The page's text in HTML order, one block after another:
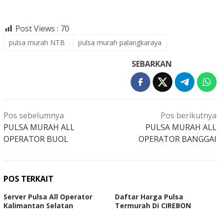
Post Views : 70
pulsa murah NTB pulsa murah palangkaraya
SEBARKAN
Navigasi
pos
Pos sebelumnya
PULSA MURAH ALL
OPERATOR BUOL
Pos berikutnya
PULSA MURAH ALL
OPERATOR BANGGAI
POS TERKAIT
Server Pulsa All Operator
Kalimantan Selatan
Daftar Harga Pulsa
Termurah Di CIREBON